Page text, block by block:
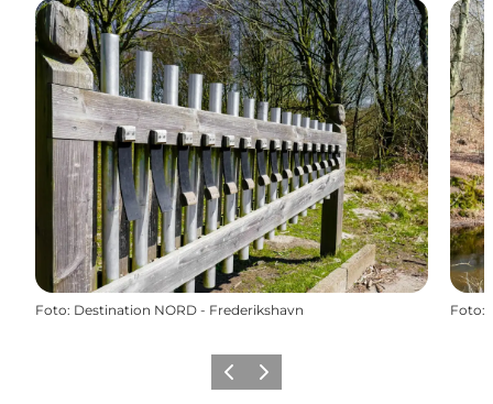
Foto: Destination NORD - Frederikshavn Foto:
ZurückWeiter